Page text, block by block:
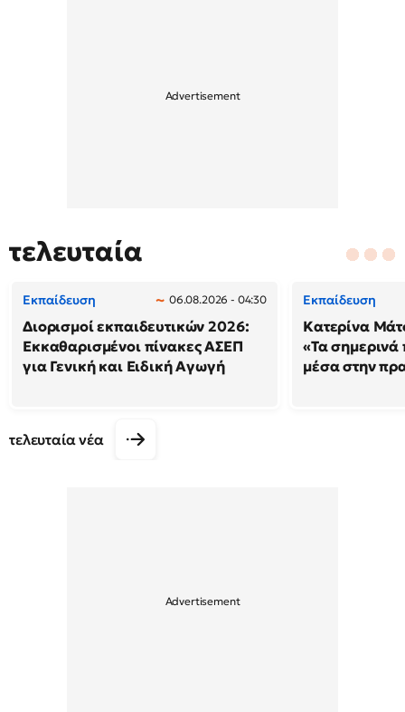
τελευταία
Εκπαίδευση 06.08.2026 - 04:30
Διορισμοί εκπαιδευτικών 2026:
Εκκαθαρισμένοι πίνακες ΑΣΕΠ
για Γενική και Ειδική Αγωγή
Εκπαίδευση
Κατερίνα
«Τα σημερινά
μέσα στην
τελευταία νέα